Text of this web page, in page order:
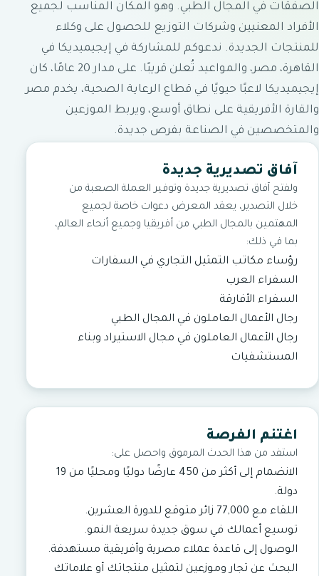
الصفقات في المجال الطبي. وهو المكان المناسب لجميع
الأفراد المعنيين وشركات التوزيع للحصول على وكلاء
للمنتجات الجديدة. ندعوكم للمشاركة في إيجيميديكا في
القاهرة، مصر، والمواعيد تُعلن قريبًا. على مدار 20 عامًا، كان
إيجيميديكا لاعبًا حيويًا في قطاع الرعاية الصحية، يخدم مصر
والقارة الأفريقية على نطاق أوسع، ويربط الموزعين
والمتخصصين في الصناعة بفرص جديدة.
آفاق تصديرية جديدة
ولفتح آفاق تصديرية جديدة وتوفير العملة الصعبة من
خلال التصدير، يعقد المعرض دعوات خاصة لجميع
المهتمين بالمجال الطبي من أفريقيا وجميع أنحاء العالم،
بما في ذلك:
رؤساء مكاتب التمثيل التجاري في السفارات
السفراء العرب
السفراء الأفارقة
رجال الأعمال العاملون في المجال الطبي
رجال الأعمال العاملون في مجال الاستيراد وبناء
المستشفيات
اغتنم الفرصة
استفد من هذا الحدث المرموق واحصل على:
الانضمام إلى أكثر من 450 عارضًا دوليًا ومحليًا من 19
دولة.
اللقاء مع 77,000 زائر متوقع للدورة العشرين.
توسيع أعمالك في سوق جديدة سريعة النمو.
الوصول إلى قاعدة عملاء مصرية وأفريقية مستهدفة.
البحث عن تجار وموزعين لتمثيل منتجاتك أو علاماتك